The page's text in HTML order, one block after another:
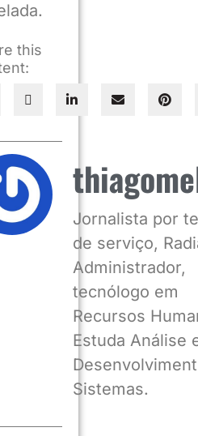
this
Jornalista por
de serviço,
Administrador,
tecnólogo em
Recursos
Estuda Análise
Sistemas.